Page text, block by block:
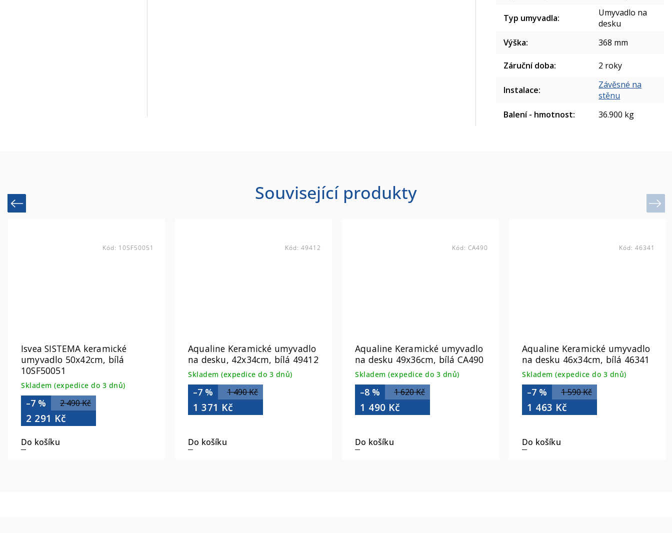
Typ umyvadla:
Umyvadlo na
desku
Výška: 368 mm
Záruční doba: 2 roky
Instalace:
Závěsné na
stěnu
Balení - hmotnost: 36.900 kg
Související produkty
Previous
Isvea SISTEMA keramické
umyvadlo 50x42cm, bílá
10SF50051
Skladem (expedice do 3 dnů)
2 490 Kč
–7 %
2 291 Kč
Do košíku
Kód: 10SF50051
Aqualine Keramické umyvadlo
na desku, 42x34cm, bílá 49412
Skladem (expedice do 3 dnů)
1 490 Kč
–7 %
1 371 Kč
Do košíku
Kód: 49412
Aqualine Keramické umyvadlo
na desku 49x36cm, bílá CA490
Skladem (expedice do 3 dnů)
1 620 Kč
–8 %
1 490 Kč
Do košíku
Kód: CA490
Aqualine Keramické umyvadlo
na desku 46x34cm, bílá 46341
Skladem (expedice do 3 dnů)
1 590 Kč
–7 %
1 463 Kč
Do košíku
Kód: 46341
Next